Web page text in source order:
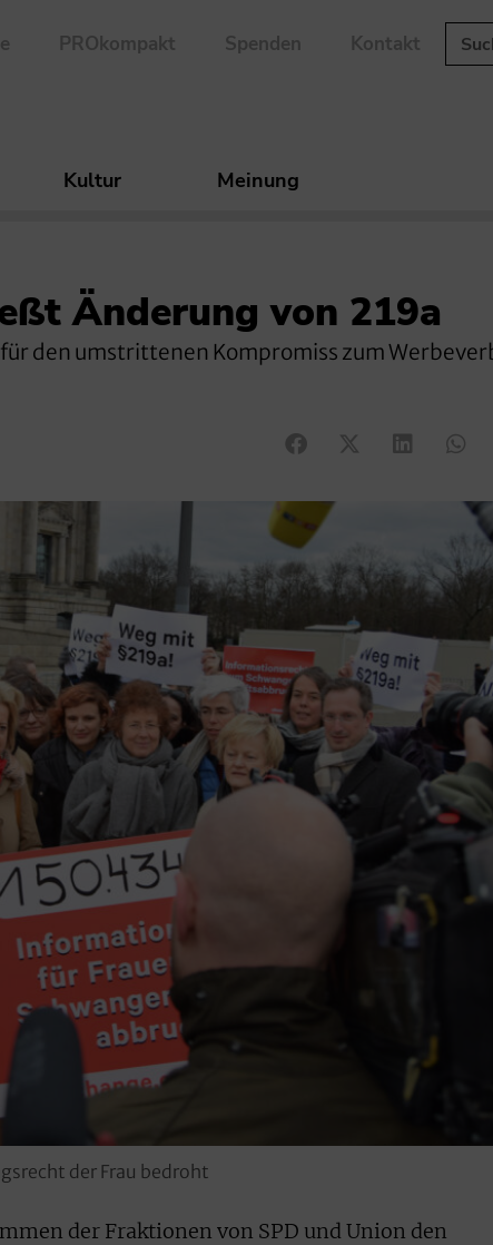
PROkompakt Spenden Kontakt
Kultur Meinung
Änderung von 219a
den umstrittenen Kompromiss zum
der Frau bedroht
der Fraktionen von SPD und Union den